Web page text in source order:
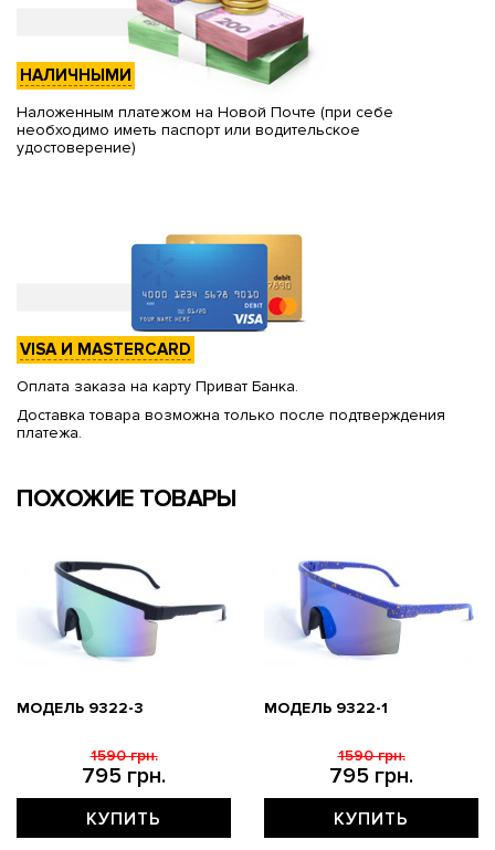
НАЛИЧНЫМИ
Наложенным платежом на Новой Почте (при себе
необходимо иметь паспорт или водительское
удостоверение)
VISA И MASTERCARD
Оплата заказа на карту Приват Банка.
Доставка товара возможна только после подтверждения
платежа.
ПОХОЖИЕ ТОВАРЫ
МОДЕЛЬ 9322-3
795 грн.
1590 грн.
КУПИТЬ
МОДЕЛЬ 9322-1
795 грн.
1590 грн.
КУПИТЬ